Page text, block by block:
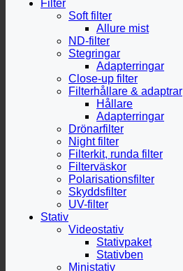
Filter
Soft filter
Allure mist
ND-filter
Stegringar
Adapterringar
Close-up filter
Filterhållare & adaptrar
Hållare
Adapterringar
Drönarfilter
Night filter
Filterkit, runda filter
Filterväskor
Polarisationsfilter
Skyddsfilter
UV-filter
Stativ
Videostativ
Stativpaket
Stativben
Ministativ